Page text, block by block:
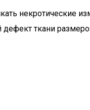
некротические
ткани